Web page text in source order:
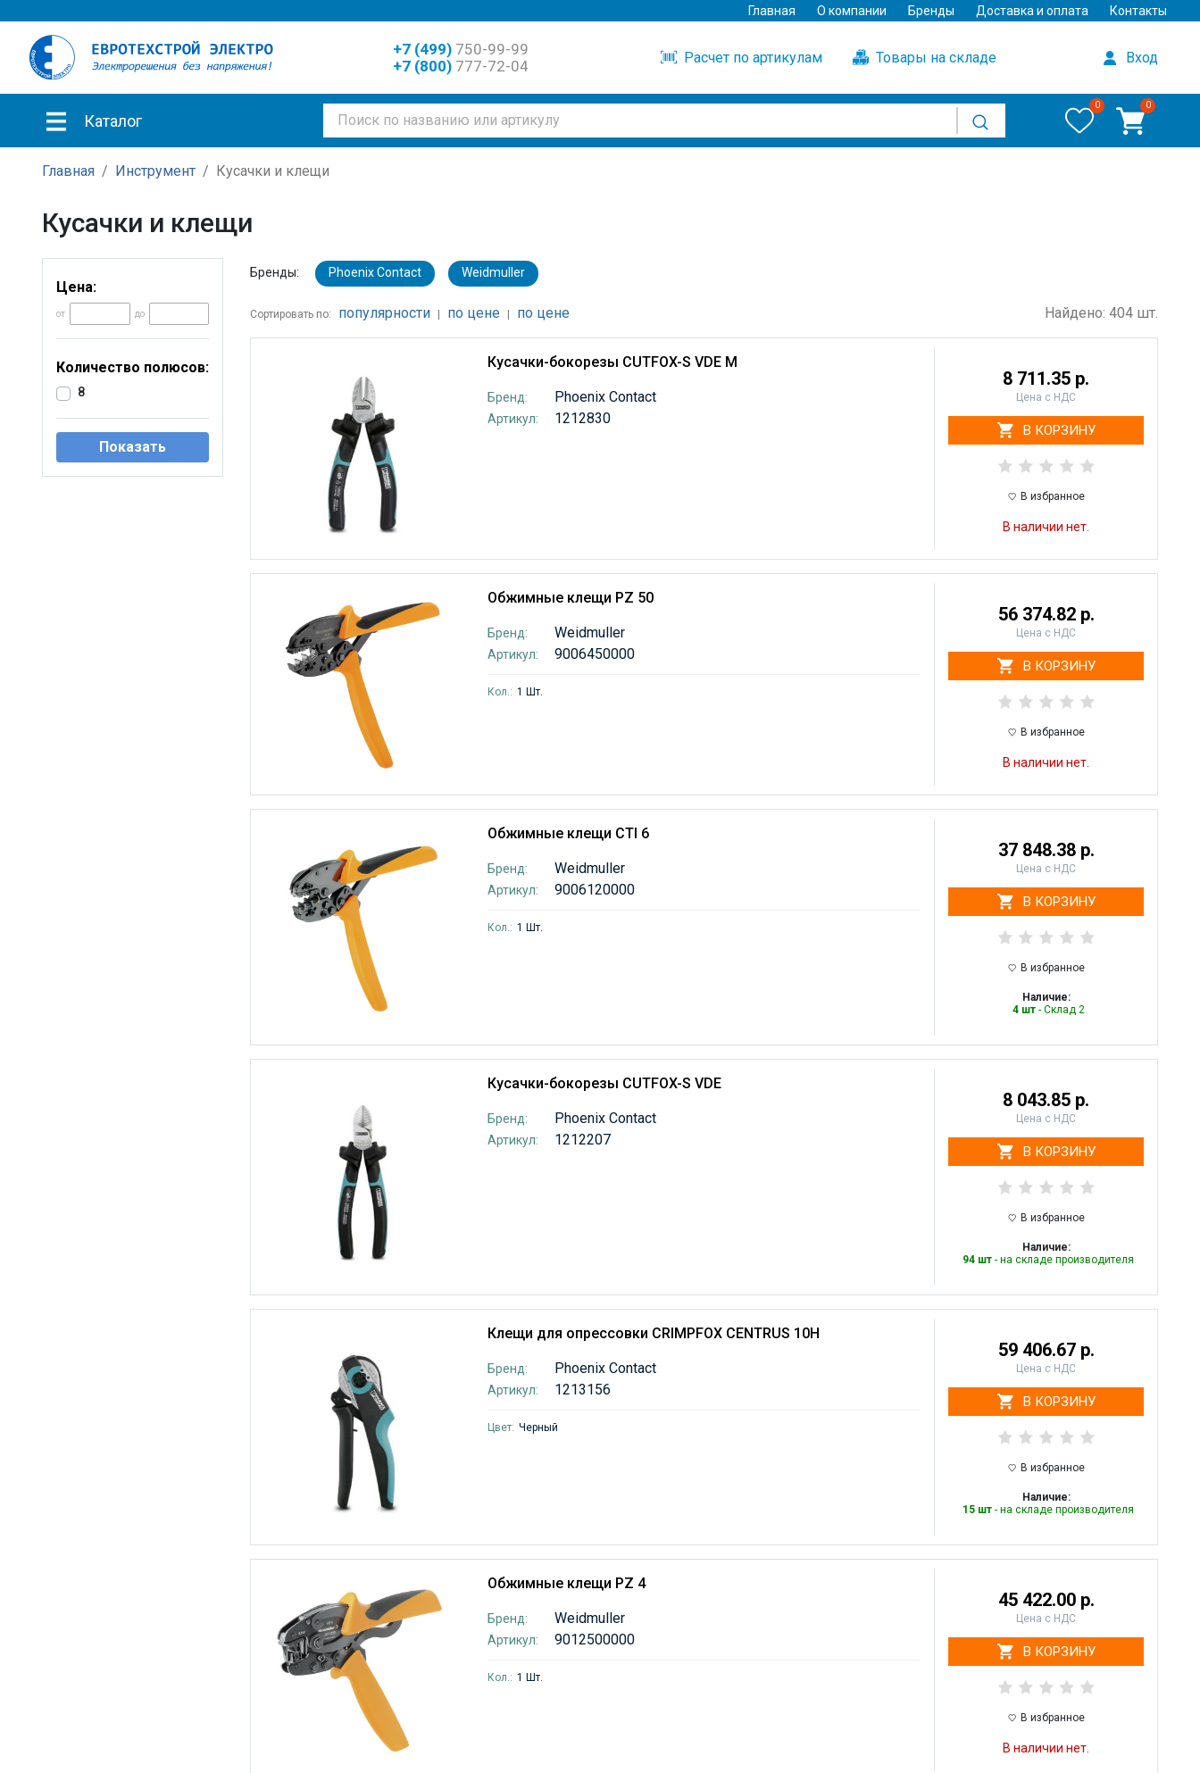
Главная О компании Бренды Доставка и оплата Контакты
+7 (499)750-99-99
+7 (800)777-72-04 Расчет по артикулам Товары на складе Вход
Каталог
0 0
Главная Инструмент Кусачки и клещи
Кусачки и клещи
Цена:
от до
Количество полюсов:
8
Показать
Бренды: Phoenix Contact Weidmuller
Сортировать по: популярности по цене по цене Найдено: 404 шт.
Кусачки-бокорезы CUTFOX-S VDE M
Бренд: Phoenix Contact
Артикул: 1212830
8 711.35 р.
Цена с НДС
В КОРЗИНУ
В избранное
В наличии нет.
Обжимные клещи PZ 50
Бренд: Weidmuller
Артикул: 9006450000
Кол.: 1 Шт.
56 374.82 р.
Цена с НДС
В КОРЗИНУ
В избранное
В наличии нет.
Обжимные клещи CTI 6
Бренд: Weidmuller
Артикул: 9006120000
Кол.: 1 Шт.
37 848.38 р.
Цена с НДС
В КОРЗИНУ
В избранное
Наличие:
4 шт- Склад 2
Кусачки-бокорезы CUTFOX-S VDE
Бренд: Phoenix Contact
Артикул: 1212207
8 043.85 р.
Цена с НДС
В КОРЗИНУ
В избранное
Наличие:
94 шт - на складе производителя
Клещи для опрессовки CRIMPFOX CENTRUS 10H
Бренд: Phoenix Contact
Артикул: 1213156
Цвет: Черный
59 406.67 р.
Цена с НДС
В КОРЗИНУ
В избранное
Наличие:
15 шт - на складе производителя
Обжимные клещи PZ 4
Бренд: Weidmuller
Артикул: 9012500000
Кол.: 1 Шт.
45 422.00 р.
Цена с НДС
В КОРЗИНУ
В избранное
В наличии нет.